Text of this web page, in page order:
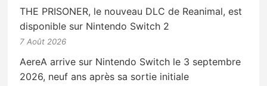
THE PRISONER, le nouveau DLC de Reanimal, est
disponible sur Nintendo Switch 2
7 Août 2026
AereA arrive sur Nintendo Switch le 3 septembre
2026, neuf ans après sa sortie initiale